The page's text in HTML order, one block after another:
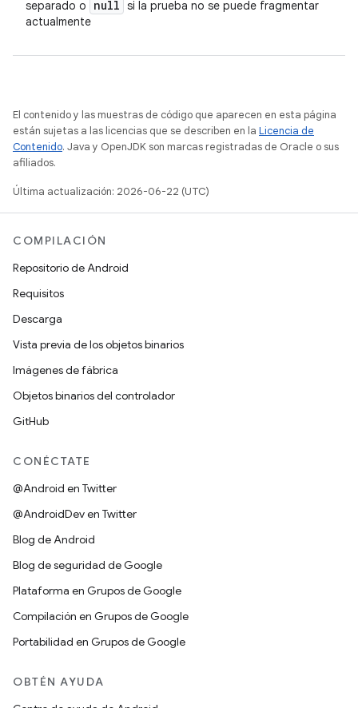
separado o
null si la prueba no se puede fragmentar
actualmente
El contenido y las muestras de código que aparecen en esta página
están sujetas a las licencias que se describen en la Licencia de
Contenido. Java y OpenJDK son marcas registradas de Oracle o sus
afiliados.
Última actualización: 2026-06-22 (UTC)
COMPILACIÓN
Repositorio de Android
Requisitos
Descarga
Vista previa de los objetos binarios
Imágenes de fábrica
Objetos binarios del controlador
GitHub
CONÉCTATE
@Android en Twitter
@AndroidDev en Twitter
Blog de Android
Blog de seguridad de Google
Plataforma en Grupos de Google
Compilación en Grupos de Google
Portabilidad en Grupos de Google
OBTÉN AYUDA